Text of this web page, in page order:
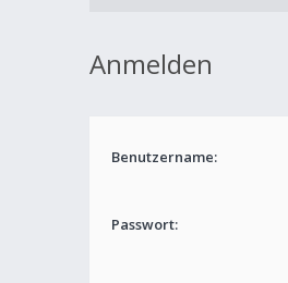
Anmelden
Benutzername:
Passwort: